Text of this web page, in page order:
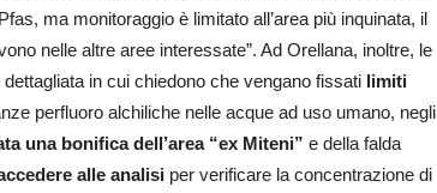
ma monitoraggio è limitato all’area più inquinata, il
nelle altre aree interessate”. Ad Orellana, inoltre, le
in cui chiedono che vengano fissati limiti
perfluoro alchiliche nelle acque ad uso umano, negli
una bonifica dell’area “ex Miteni” e della falda
alle analisi per verificare la concentrazione di